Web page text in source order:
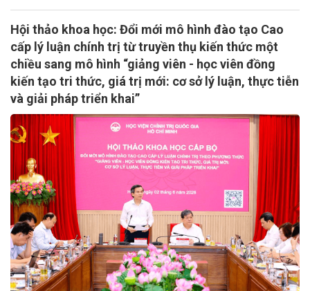
Hội thảo khoa học: Đổi mới mô hình đào tạo Cao
cấp lý luận chính trị từ truyền thụ kiến thức một
chiều sang mô hình “giảng viên - học viên đồng
kiến tạo tri thức, giá trị mới: cơ sở lý luận, thực tiễn
và giải pháp triển khai”